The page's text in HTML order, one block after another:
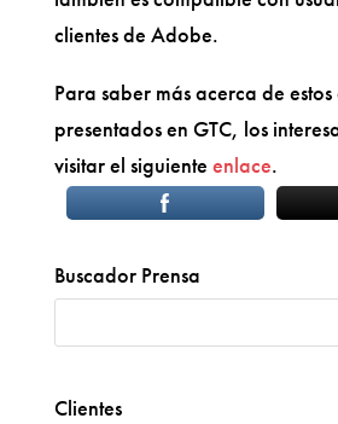
clientes de Adobe.
Para saber más acerca de
presentados en GTC, los
visitar el siguiente enlace.
Buscador Prensa
Clientes